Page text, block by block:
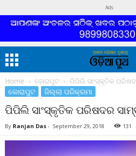
Ads
Home କୋରାପୁଟ ପିପିଲି ସାଂସ୍କୃତିକ
କୋରାପୁଟ ଜିଲ୍ଲା ପରିକ୍ରମା
ପିପିଲି ସାଂସ୍କୃତିକ ପରିଷଦର
By Ranjan Das - September 29, 2018 131